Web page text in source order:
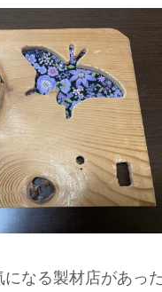
なる製材店があっ